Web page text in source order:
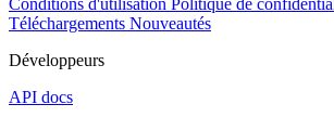
Téléchargements Nouveautés
Développeurs
API docs